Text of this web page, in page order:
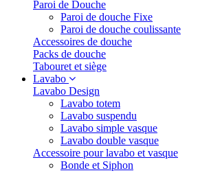
Paroi de Douche
Paroi de douche Fixe
Paroi de douche coulissante
Accessoires de douche
Packs de douche
Tabouret et siège
Lavabo
Lavabo Design
Lavabo totem
Lavabo suspendu
Lavabo simple vasque
Lavabo double vasque
Accessoire pour lavabo et vasque
Bonde et Siphon